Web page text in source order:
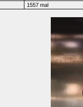
1557 mal